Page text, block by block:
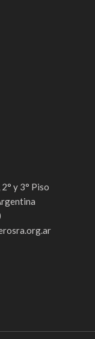
y 3° Piso